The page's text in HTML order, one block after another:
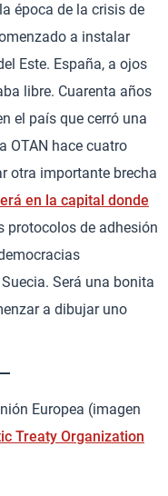
época de la crisis de
a instalar
Este. España, a ojos
libre. Cuarenta años
el país que cerró una
OTAN hace cuatro
otra importante brecha
en la capital donde
protocolos de adhesión
Será una bonita
a dibujar uno
Europea (imagen
Treaty Organization